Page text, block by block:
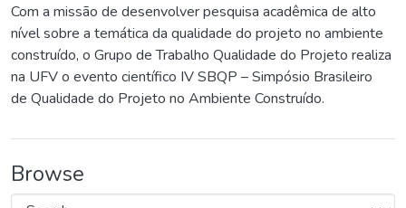
Com a missão de desenvolver pesquisa acadêmica de alto
nível sobre a temática da qualidade do projeto no ambiente
construído, o Grupo de Trabalho Qualidade do Projeto realiza
na UFV o evento científico IV SBQP – Simpósio Brasileiro
de Qualidade do Projeto no Ambiente Construído.
Browse